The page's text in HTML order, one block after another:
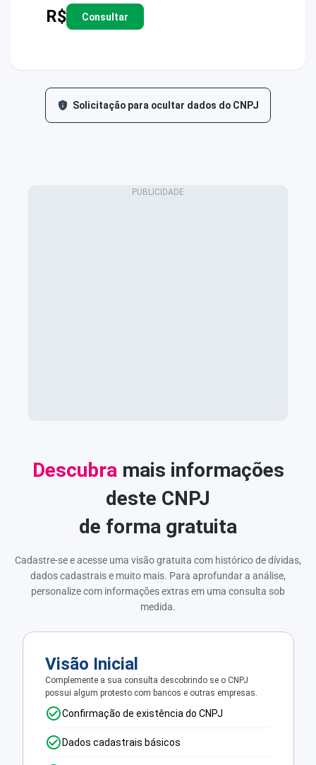
R$ Consultar
Solicitação para ocultar dados do CNPJ
Descubra mais informações
deste CNPJ
de forma gratuita
Cadastre-se e acesse uma visão gratuita com histórico de dívidas,
dados cadastrais e muito mais. Para aprofundar a análise,
personalize com informações extras em uma consulta sob
medida.
Visão Inicial
Complemente a sua consulta descobrindo se o CNPJ
possui algum protesto com bancos e outras empresas.
Confirmação de existência do CNPJ
Dados cadastrais básicos